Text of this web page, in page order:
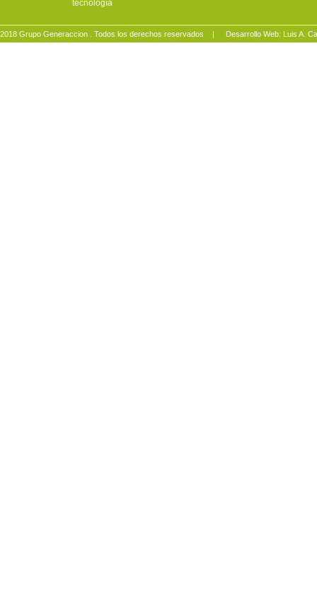
tecnología
2018 Grupo Generaccion . Todos los derechos reservados | Desarrollo Web: Luis